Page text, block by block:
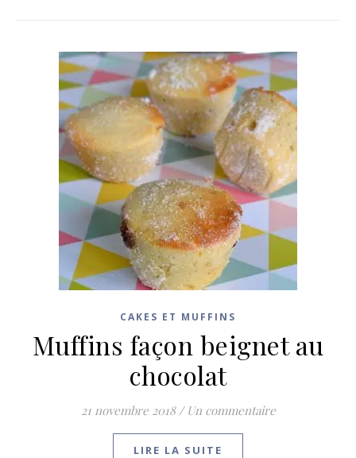
CAKES ET MUFFINS
Muffins façon beignet au
chocolat
21 novembre 2018 / Un commentaire
LIRE LA SUITE